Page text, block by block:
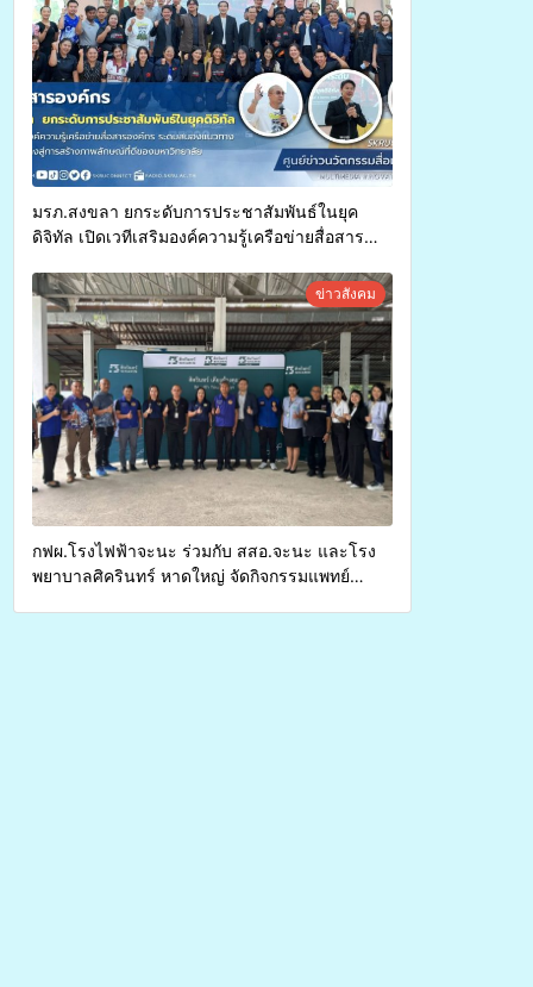
มรภ.สงขลา ยกระดับการประชาสัมพันธ์ในยุค
ดิจิทัล เปิดเวทีเสริมองค์ความรู้เครือข่ายสื่อสาร
การสร้างภาพลักษณ์ที่ดีของมหาวิทยาลัยข่าวสังคม
กฟผ.โรงไฟฟ้าจะนะ ร่วมกับ สสอ.จะนะ และโรง
พยาบาลศิครินทร์ หาดใหญ่ จัดกิจกรรมแพทย์